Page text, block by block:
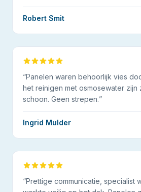
Robert Smit
“Panelen waren behoorlijk vies
het reinigen met osmosewater zijn
schoon. Geen strepen.”
Ingrid Mulder
“Prettige communicatie, specialist